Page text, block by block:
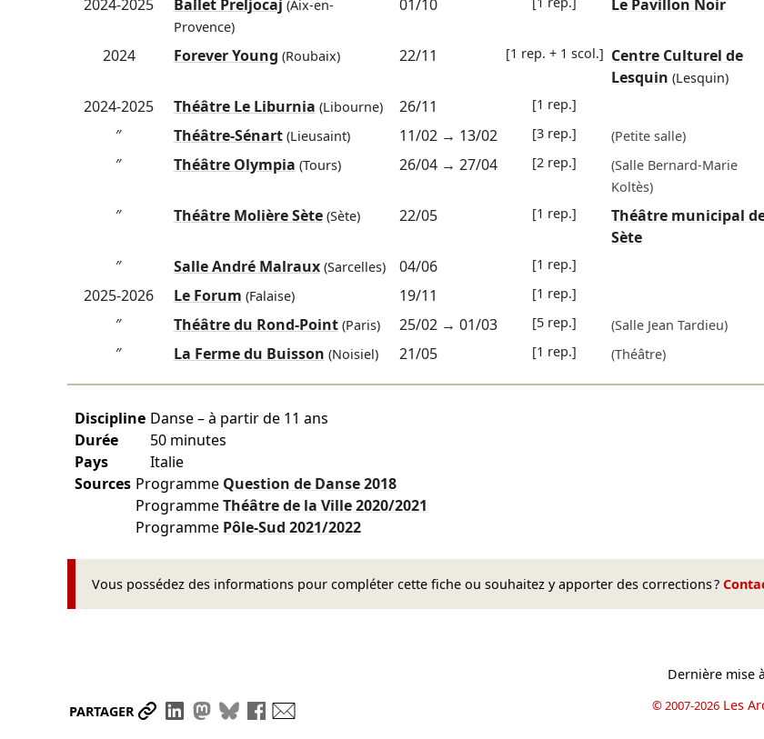
2024-2025 Ballet Preljocaj (Aix-en-
Provence)
01/10 Le Pavillon Noir
2024 Forever Young (Roubaix) 22/11 [1 rep. + 1 scol.] Centre Culturel de
Lesquin (Lesquin)
2024-2025 Théâtre Le Liburnia (Libourne) 26/11 [1 rep.]
″ Théâtre-Sénart(Lieusaint) 11/02→ 13/02 [3 rep.] (Petite salle)
″ Théâtre Olympia (Tours) 26/04→ 27/04 [2 rep.]
(Salle Bernard-Marie
Koltès)
″ Théâtre Molière Sète(Sète) 22/05 [1 rep.]
Théâtre municipal
Sète
″
Salle André Malraux(Sarcelles) 04/06 [1 rep.]
2025-2026 Le Forum (Falaise) 19/11 [1 rep.]
″ Théâtre du Rond-Point(Paris) 25/02→ 01/03 [5 rep.] (Salle Jean Tardieu)
″ La Ferme du Buisson (Noisiel) 21/05 [1 rep.] (Théâtre)
Discipline Danse – à partir de 11 ans
Durée
50 minutes
Pays
Italie
Sources Programme Question de Danse2018
ProgrammeThéâtre de la Ville2020/2021
Programme Pôle-Sud2021/2022
Vous possédez des informations pour compléter cette fiche ou souhaitez y apporter des corrections ?
PARTAGER Partager le lien
Partager sur LinkedIn
Partager sur Mastodon
Partager sur Bluesky
Partager sur Facebook
Dernière mise
© 2007-2026 Les